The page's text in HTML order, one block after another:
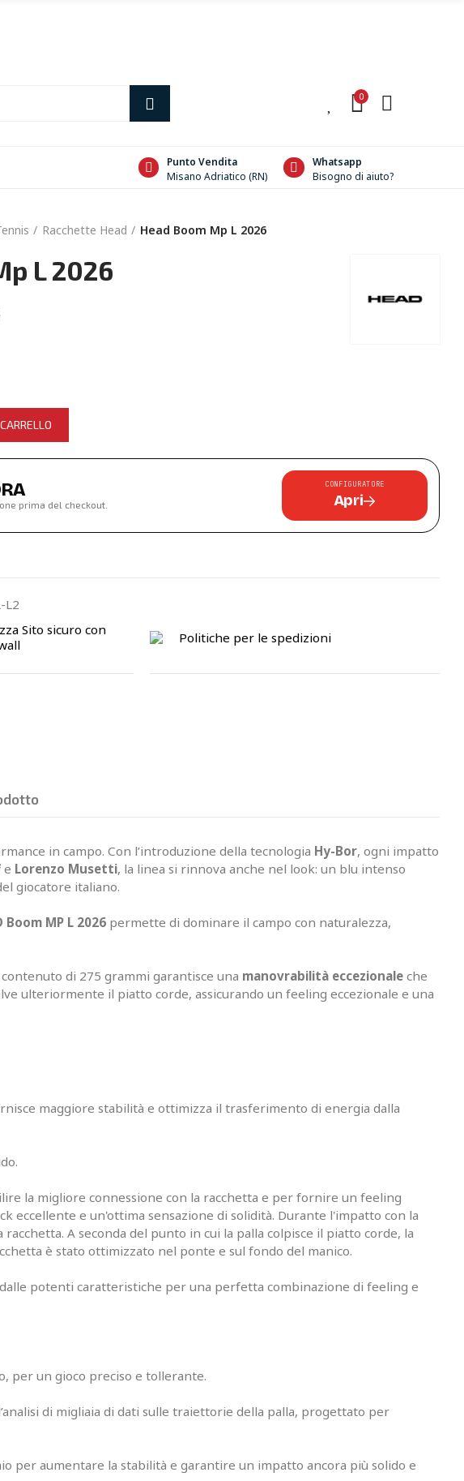
0
Punto Vendita
Misano Adriatico (RN)
Whatsapp
Bisogno di aiuto?
Racchette Head Head Boom Mp L 2026
L 2026
prima del checkout.
CONFIGURATORE
Apri
L2
Sito sicuro con
Politiche per le spedizioni
in campo. Con l’introduzione della tecnologia Hy-Bor, ogni impatto
e Lorenzo Musetti, la linea si rinnova anche nel look: un blu intenso
giocatore italiano.
Boom MP L 2026 permette di dominare il campo con naturalezza,
di 275 grammi garantisce una manovrabilità eccezionale che
ulteriormente il piatto corde, assicurando un feeling eccezionale e una
maggiore stabilità e ottimizza il trasferimento di energia dalla
la migliore connessione con la racchetta e per fornire un feeling
eccellente e un'ottima sensazione di solidità. Durante l'impatto con la
A seconda del punto in cui la palla colpisce il piatto corde, la
è stato ottimizzato nel ponte e sul fondo del manico.
potenti caratteristiche per una perfetta combinazione di feeling e
per un gioco preciso e tollerante.
di migliaia di dati sulle traiettorie della palla, progettato per
per aumentare la stabilità e garantire un impatto ancora più solido e